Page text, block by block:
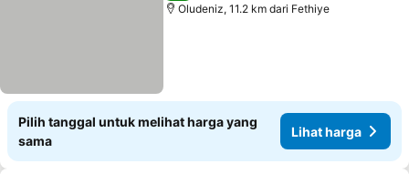
Oludeniz, 11.2 km dari Fethiye
Pilih tanggal untuk melihat harga yang
sama
Lihat harga